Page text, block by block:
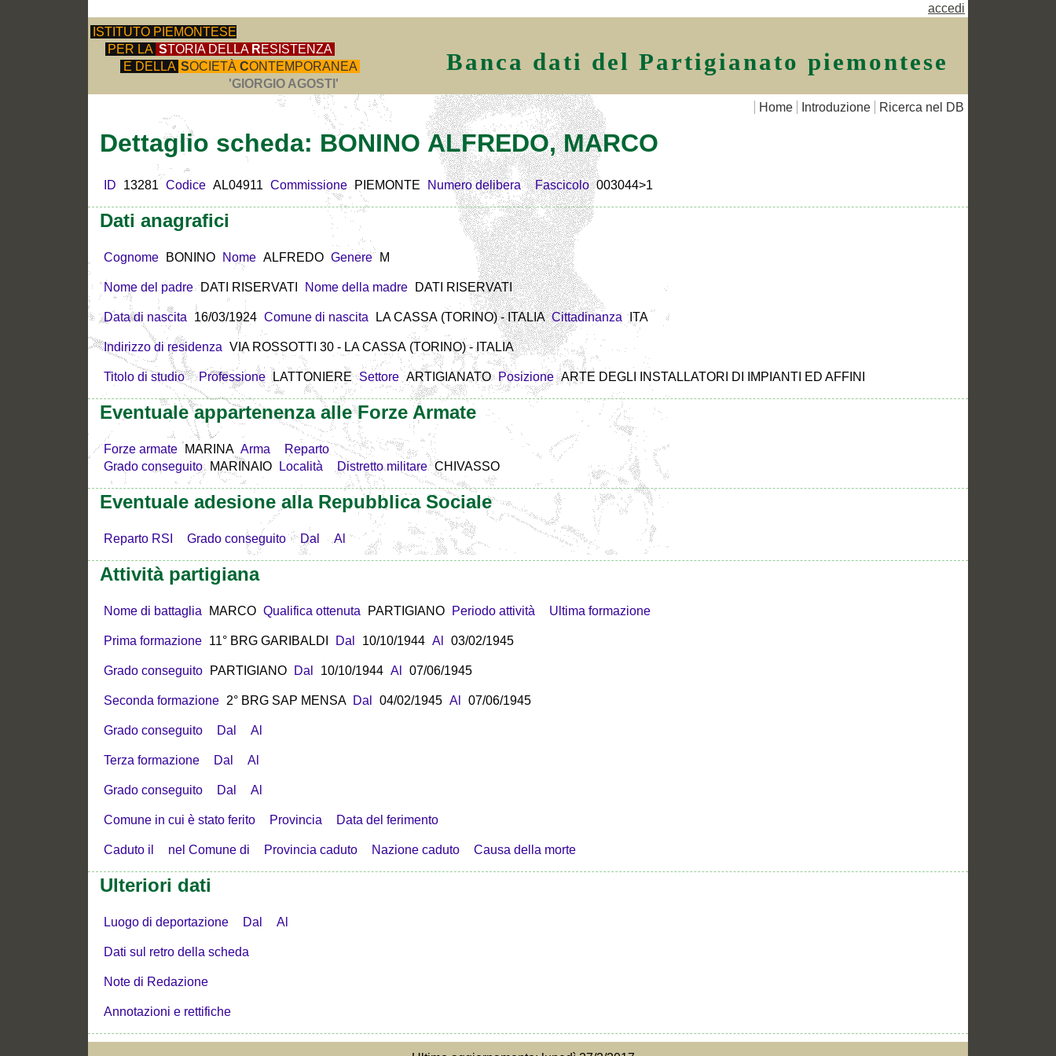
accedi
ISTITUTO PIEMONTESE
PER LA STORIA DELLA RESISTENZA
E DELLA SOCIETÀ CONTEMPORANEA
'GIORGIO AGOSTI'
Banca dati del Partigianato piemontese
Home Introduzione Ricerca nel DB
Dettaglio scheda: BONINO ALFREDO, MARCO
ID 13281 Codice AL04911 Commissione PIEMONTE Numero delibera Fascicolo 003044>1
Dati anagrafici
Cognome BONINO Nome ALFREDO Genere M
Nome del padre DATI RISERVATI Nome della madre DATI RISERVATI
Data di nascita 16/03/1924 Comune di nascita LA CASSA (TORINO) - ITALIA Cittadinanza ITA
Indirizzo di residenza VIA ROSSOTTI 30 - LA CASSA (TORINO) - ITALIA
Titolo di studio Professione LATTONIERE Settore ARTIGIANATO Posizione ARTE DEGLI INSTALLATORI DI IMPIANTI ED AFFINI
Eventuale appartenenza alle Forze Armate
Forze armate MARINA Arma
Reparto
Grado conseguito
MARINAIO Località Distretto militare CHIVASSO
Eventuale adesione alla Repubblica Sociale
Reparto RSI Grado conseguito Dal Al
Attività partigiana
Nome di battaglia MARCO Qualifica ottenuta PARTIGIANO Periodo attività Ultima formazione
Prima formazione 11° BRG GARIBALDI Dal 10/10/1944 Al 03/02/1945
Grado conseguito PARTIGIANO Dal 10/10/1944 Al 07/06/1945
Seconda formazione 2° BRG SAP MENSA Dal 04/02/1945 Al 07/06/1945
Grado conseguito Dal Al
Terza formazione Dal Al
Grado conseguito Dal Al
Comune in cui è stato ferito Provincia Data del ferimento
Caduto il nel Comune di Provincia caduto Nazione caduto Causa della morte
Ulteriori dati
Luogo di deportazione Dal Al
Dati sul retro della scheda
Note di Redazione
Annotazioni e rettifiche